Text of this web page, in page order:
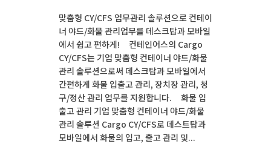
맞춤형 CY/CFS 업무관리 솔루션으로 컨테이
너 야드/화물 관리업무를 데스크탑과 모바일
에서 쉽고 편하게! 컨테인어스의 Cargo
CY/CFS는 기업 맞춤형 컨테이너 야드/화물
관리 솔루션으로써 데스크탑과 모바일에서
간편하게 화물 입출고 관리, 장치장 관리, 청
구/정산 관리 업무를 지원합니다. 화물 입
출고 관리 기업 맞춤형 컨테이너 야드/화물
관리 솔루션 Cargo CY/CFS로 데스트탑과
모바일에서 화물의 입고, 출고 관리 및...